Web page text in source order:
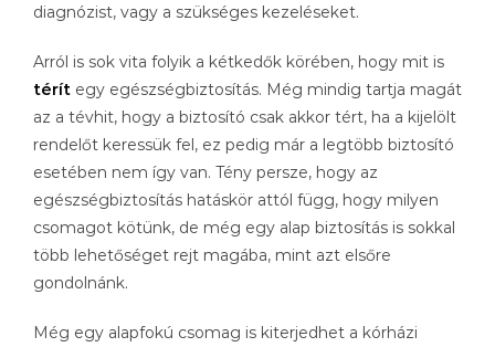
diagnózist, vagy a szükséges kezeléseket.
Arról is sok vita folyik a kétkedők körében, hogy mit is
térít egy egészségbiztosítás. Még mindig tartja magát
az a tévhit, hogy a biztosító csak akkor tért, ha a kijelölt
rendelőt keressük fel, ez pedig már a legtöbb biztosító
esetében nem így van. Tény persze, hogy az
egészségbiztosítás hatáskör attól függ, hogy milyen
csomagot kötünk, de még egy alap biztosítás is sokkal
több lehetőséget rejt magába, mint azt elsőre
gondolnánk.
Még egy alapfokú csomag is kiterjedhet a kórházi